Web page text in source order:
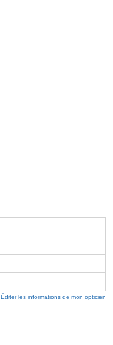
Éditer les informations de mon opticien